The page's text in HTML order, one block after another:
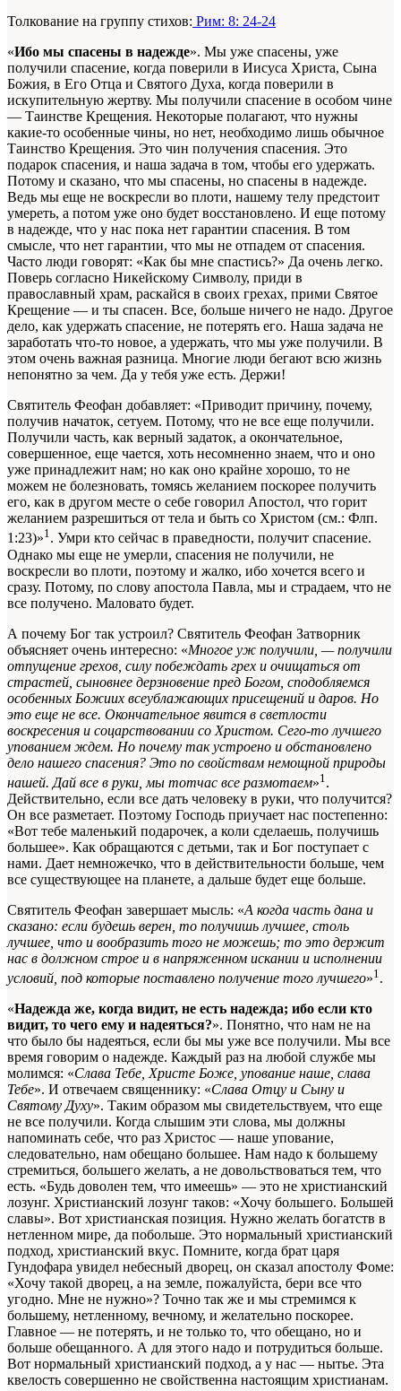
Толкование на группу стихов: Рим: 8: 24-24
«Ибо мы спасены в надежде». Мы уже спасены, уже
получили спасение, когда поверили в Иисуса Христа, Сына
Божия, в Его Отца и Святого Духа, когда поверили в
искупительную жертву. Мы получили спасение в особом чине
— Таинстве Крещения. Некоторые полагают, что нужны
какие-то особенные чины, но нет, необходимо лишь обычное
Таинство Крещения. Это чин получения спасения. Это
подарок спасения, и наша задача в том, чтобы его удержать.
Потому и сказано, что мы спасены, но спасены в надежде.
Ведь мы еще не воскресли во плоти, нашему телу предстоит
умереть, а потом уже оно будет восстановлено. И еще потому
в надежде, что у нас пока нет гарантии спасения. В том
смысле, что нет гарантии, что мы не отпадем от спасения.
Часто люди говорят: «Как бы мне спастись?» Да очень легко.
Поверь согласно Никейскому Символу, приди в
православный храм, раскайся в своих грехах, прими Святое
Крещение — и ты спасен. Все, больше ничего не надо. Другое
дело, как удержать спасение, не потерять его. Наша задача не
заработать что-то новое, а удержать, что мы уже получили. В
этом очень важная разница. Многие люди бегают всю жизнь
непонятно за чем. Да у тебя уже есть. Держи!
Святитель Феофан добавляет: «Приводит причину, почему,
получив начаток, сетуем. Потому, что не все еще получили.
Получили часть, как верный задаток, а окончательное,
совершенное, еще чается, хоть несомненно знаем, что и оно
уже принадлежит нам; но как оно крайне хорошо, то не
можем не болезновать, томясь желанием поскорее получить
его, как в другом месте о себе говорил Апостол, что горит
желанием разрешиться от тела и быть со Христом (см.: Флп.
1:23)»1. Умри кто сейчас в праведности, получит спасение.
Однако мы еще не умерли, спасения не получили, не
воскресли во плоти, поэтому и жалко, ибо хочется всего и
сразу. Потому, по слову апостола Павла, мы и страдаем, что не
все получено. Маловато будет.
А почему Бог так устроил? Святитель Феофан Затворник
объясняет очень интересно: «Многое уж получили, — получили
отпущение грехов, силу побеждать грех и очищаться от
страстей, сыновнее дерзновение пред Богом, сподобляемся
особенных Божиих всеублажающих присещений и даров. Но
это еще не все. Окончательное явится в светлости
воскресения и соцарствовании со Христом. Сего-то лучшего
упованием ждем. Но почему так устроено и обстановлено
дело нашего спасения? Это по свойствам немощной природы
нашей. Дай все в руки, мы тотчас все размотаем»1 .
Действительно, если все дать человеку в руки, что получится?
Он все разметает. Поэтому Господь приучает нас постепенно:
«Вот тебе маленький подарочек, а коли сделаешь, получишь
большее». Как обращаются с детьми, так и Бог поступает с
нами. Дает немножечко, что в действительности больше, чем
все существующее на планете, а дальше будет еще больше.
Святитель Феофан завершает мысль: «А когда часть дана и
сказано: если будешь верен, то получишь лучшее, столь
лучшее, что и вообразить того не можешь; то это держит
нас в должном строе и в напряженном искании и исполнении
условий, под которые поставлено получение того лучшего»1 .
«Надежда же, когда видит, не есть надежда; ибо если кто
видит, то чего ему и надеяться?». Понятно, что нам не на
что было бы надеяться, если бы мы уже все получили. Мы все
время говорим о надежде. Каждый раз на любой службе мы
молимся: «Слава Тебе, Христе Боже, упование наше, слава
Тебе». И отвечаем священнику: «Слава Отцу и Сыну и
Святому Духу». Таким образом мы свидетельствуем, что еще
не все получили. Когда слышим эти слова, мы должны
напоминать себе, что раз Христос — наше упование,
следовательно, нам обещано большее. Нам надо к большему
стремиться, большего желать, а не довольствоваться тем, что
есть. «Будь доволен тем, что имеешь» — это не христианский
лозунг. Христианский лозунг таков: «Хочу большего. Большей
славы». Вот христианская позиция. Нужно желать богатств в
нетленном мире, да побольше. Это нормальный христианский
подход, христианский вкус. Помните, когда брат царя
Гундофара увидел небесный дворец, он сказал апостолу Фоме:
«Хочу такой дворец, а на земле, пожалуйста, бери все что
угодно. Мне не нужно»? Точно так же и мы стремимся к
большему, нетленному, вечному, и желательно поскорее.
Главное — не потерять, и не только то, что обещано, но и
больше обещанного. А для этого надо и потрудиться больше.
Вот нормальный христианский подход, а у нас — нытье. Эта
квелость совершенно не свойственна настоящим христианам.